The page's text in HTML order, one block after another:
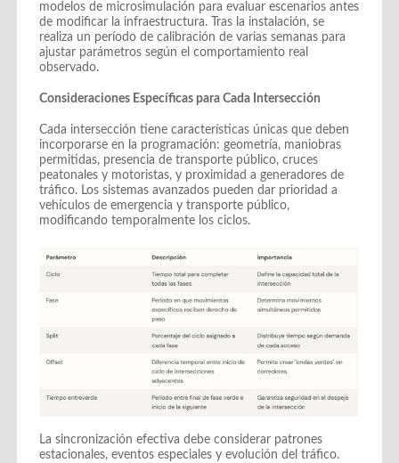
modelos de microsimulación para evaluar escenarios antes
de modificar la infraestructura. Tras la instalación, se
realiza un período de calibración de varias semanas para
ajustar parámetros según el comportamiento real
observado.
Consideraciones Específicas para Cada Intersección
Cada intersección tiene características únicas que deben
incorporarse en la programación: geometría, maniobras
permitidas, presencia de transporte público, cruces
peatonales y motoristas, y proximidad a generadores de
tráfico. Los sistemas avanzados pueden dar prioridad a
vehículos de emergencia y transporte público,
modificando temporalmente los ciclos.
La sincronización efectiva debe considerar patrones
estacionales, eventos especiales y evolución del tráfico.